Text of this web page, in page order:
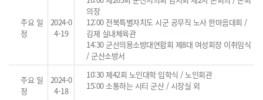
주요 일
정
2024-0
4-19
의장
12:00 전북특별자치도 시군 공무직 노사 한마음대회 /
김제 실내체육관
14:30 군산의용소방대연합회 제8대 여성회장 이취임식
/ 군산소방서
주요 일
정
2024-0
4-18
10:30 제42회 노인대학 입학식 / 노인회관
15:00 소통하는 시티 군산 / 시장실 외